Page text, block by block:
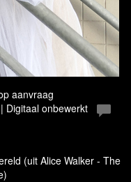
aanvraag
Digitaal onbewerkt
(uit Alice Walker - The